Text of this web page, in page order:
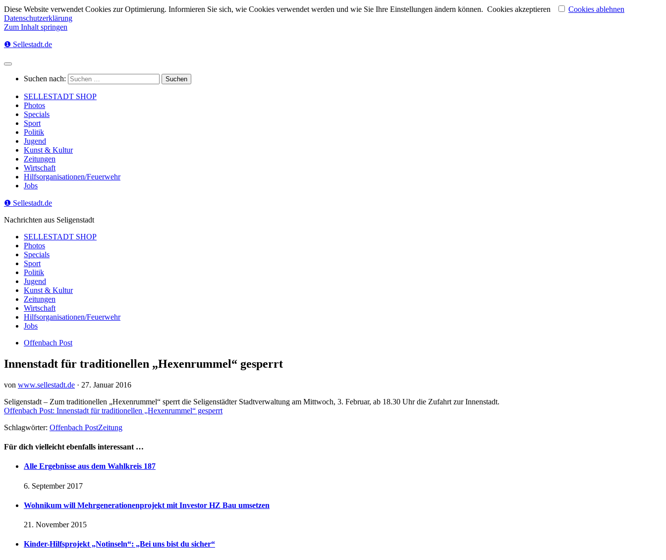
Diese Website verwendet Cookies zur Optimierung. Informieren Sie sich, wie Cookies verwendet werden und wie Sie Ihre Einstellungen ändern können. Cookies akzeptieren
Cookies ablehnen
Datenschutzerklärung
Zum Inhalt springen
❶ Sellestadt.de
Suchen nach:
SELLESTADT SHOP
Photos
Specials
Sport
Politik
Jugend
Kunst & Kultur
Zeitungen
Wirtschaft
Hilfsorganisationen/Feuerwehr
Jobs
❶ Sellestadt.de
Nachrichten aus Seligenstadt
SELLESTADT SHOP
Photos
Specials
Sport
Politik
Jugend
Kunst & Kultur
Zeitungen
Wirtschaft
Hilfsorganisationen/Feuerwehr
Jobs
Offenbach Post
Innenstadt für traditionellen „Hexenrummel“ gesperrt
von www.sellestadt.de · 27. Januar 2016
Seligenstadt – Zum traditionellen „Hexenrummel“ sperrt die Seligenstädter Stadtverwaltung am Mittwoch, 3. Februar, ab 18.30 Uhr die Zufahrt zur Innenstadt.
Offenbach Post: Innenstadt für traditionellen „Hexenrummel“ gesperrt
Schlagwörter: Offenbach PostZeitung
Für dich vielleicht ebenfalls interessant …
Alle Ergebnisse aus dem Wahlkreis 187
6. September 2017
Wohnikum will Mehrgenerationenprojekt mit Investor HZ Bau umsetzen
21. November 2015
Kinder-Hilfsprojekt „Notinseln“: „Bei uns bist du sicher“